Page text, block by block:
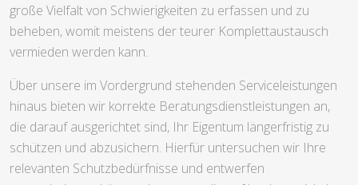
große Vielfalt von Schwierigkeiten zu erfassen und zu
beheben, womit meistens der teurer Komplettaustausch
vermieden werden kann.
Über unsere im Vordergrund stehenden Serviceleistungen
hinaus bieten wir korrekte Beratungsdienstleistungen an,
die darauf ausgerichtet sind, Ihr Eigentum längerfristig zu
schützen und abzusichern. Hierfür untersuchen wir Ihre
relevanten Schutzbedürfnisse und entwerfen